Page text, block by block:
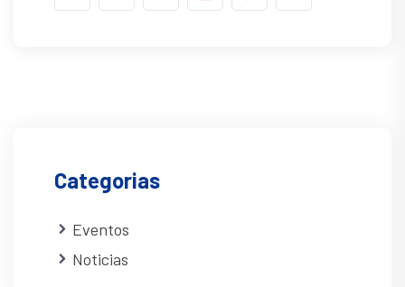
Categorias
Eventos
Noticias